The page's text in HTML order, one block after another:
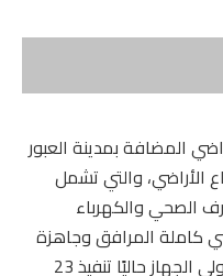
المضافة بمدينة العبور
والتي تشمل
الصحي والكهرباء
كاملة المرافق وجاهزة
للبناء في التوقيتات المحددة، حيث يتولى الجهاز حاليًا تنفيذ 23